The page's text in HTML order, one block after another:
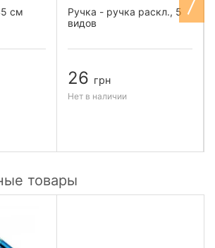
см
Ручка - ручка раскл., 5
видов
26 грн
Нет в наличии
товары